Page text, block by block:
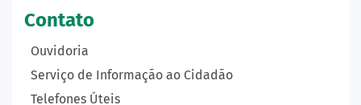
Contato
Ouvidoria
Serviço de Informação ao Cidadão
Telefones Úteis